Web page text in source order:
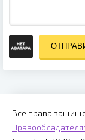
Все права